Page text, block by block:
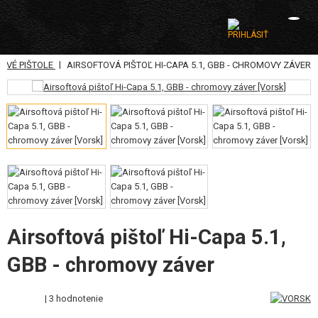
KATEGÓRIE
AIRSOFTOVÉ ZBRANE
VZDUCHOVÉ ZBRANE, PRAKY
GRANÁTOMETY, GRANÁTY
GULIČKY, PLYN
AKUMULÁTORY, NABÍJAČKY
ZÁSOBNÍKY, PLNIČKY
OKULIARE, MASKY
PIŠTOLE | AIRSOFTOVÁ PIŠTOĽ HI-CAPA 5.1, GBB - CHROMOVY ZÁVER
Airsoftová pištoľ Hi-Capa 5.1,
GBB - chromovy záver
| 3 hodnotenie